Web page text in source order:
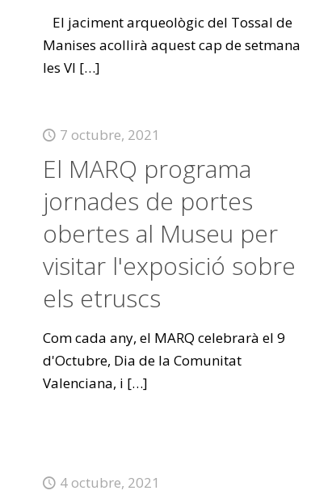
El jaciment arqueològic del Tossal de
Manises acollirà aquest cap de setmana
les VI […]
7 octubre, 2021
El MARQ programa
jornades de portes
obertes al Museu per
visitar l'exposició sobre
els etruscs
Com cada any, el MARQ celebrarà el 9
d'Octubre, Dia de la Comunitat
Valenciana, i […]
4 octubre, 2021